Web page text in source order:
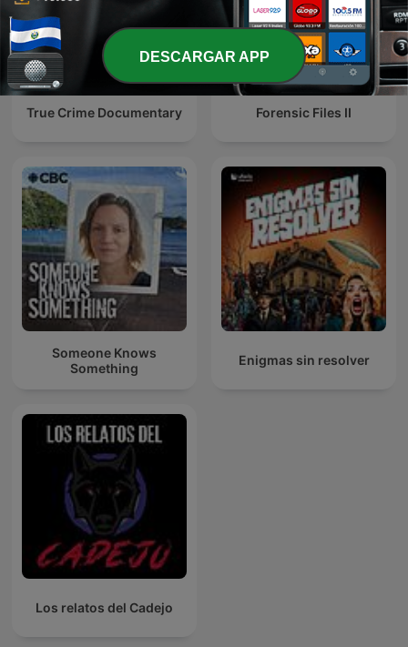
True Crime Documentary Forensic Files II
Someone Knows
Something
Enigmas sin resolver
Los relatos del Cadejo
DESCARGAR APP